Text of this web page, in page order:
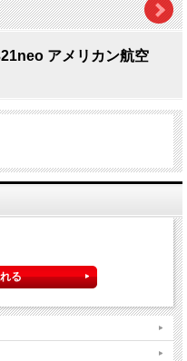
アメリカン航空